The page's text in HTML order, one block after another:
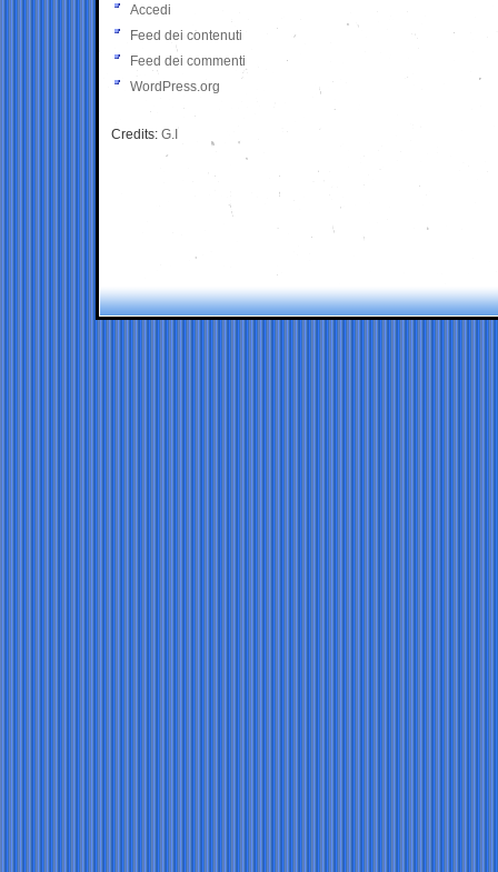
Accedi
Feed dei contenuti
Feed dei commenti
WordPress.org
Credits: G.I